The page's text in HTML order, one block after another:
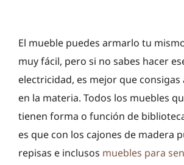
El mueble puedes armarlo tu
muy fácil, pero si no sabes hacer
electricidad, es mejor que consigas
en la materia. Todos los muebles
tienen forma o función de
es que con los cajones de madera
repisas e inclusos muebles para